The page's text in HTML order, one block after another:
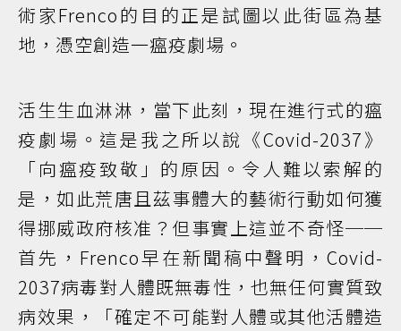
術家Frenco的目的正是試圖以此街區為基
地，憑空創造一瘟疫劇場。
活生生血淋淋，當下此刻，現在進行式的瘟
疫劇場。這是我之所以說《Covid-2037》
「向瘟疫致敬」的原因。令人難以索解的
是，如此荒唐且茲事體大的藝術行動如何獲
得挪威政府核准？但事實上這並不奇怪──
首先，Frenco早在新聞稿中聲明，Covid-
2037病毒對人體既無毒性，也無任何實質致
病效果，「確定不可能對人體或其他活體造